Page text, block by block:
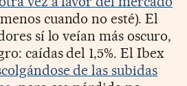
cuando no esté). El
sí lo veían más oscuro,
caídas del 1,5%. El Ibex
de las subidas